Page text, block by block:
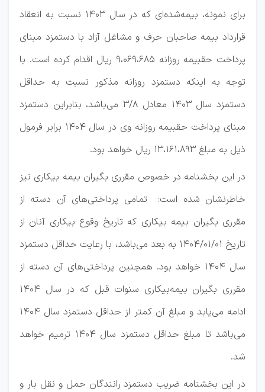
برای نمونه، بیمه‏‌شده‌‏ای که در سال ۱۴۰۳ نسبت به انعقاد
قرارداد بیمه صاحبان حرف و مشاغل آزاد با دستمزد مبنای
پرداخت حق‏بیمه روزانه ۹،۰۶۹،۶۸۵ ریال اقدام کرده است. با
توجه به اینکه دستمزد روزانه مذکور نسبت به حداقل
دستمزد سال ۱۴۰۳ معادل ۸‏‏/۳ می‌باشد، بنابراین دستمزد
مبنای پرداخت حق‏بیمه روزانه وی در سال ۱۴۰۴ برابر فرمول
ذیل به مبلغ ۱۳،۱۶۱،۸۹۳ ریال خواهد بود.
در این بخشنامه در خصوص مقرری بگیران بیمه بیکاری نیز
خاطرنشان شده است: ‏‏‏ تمامی پرداختی‌های آن دسته از
مقرری بگیران بیمه بیکاری که تاریخ وقوع بیکاری آنان از
تاریخ ۰۱/‏۰۱/‏۱۴۰۴‬ به بعد می‌باشد، با رعایت حداقل دستمزد
سال ۱۴۰۴ خواهد بود. همچنین پرداختی‌های آن دسته از
مقرری بگیران بیمه‌بیکاری سنوات قبل که در سال ۱۴۰۴
ادامه می‌یابد و مبلغ آن کمتر از حداقل دستمزد سال ۱۴۰۴
می‌باشد تا مبلغ حداقل دستمزد سال ۱۴۰۴ ترمیم خواهد
شد.
در این بخشنامه ضریب دستمزد رانندگان حمل و نقل بار و